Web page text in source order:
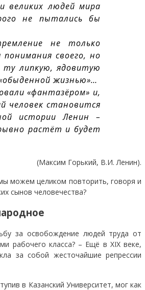
великих людей мира
не пытались бы
не только
своего, но
ту липкую, ядовитую
жизнью»…
«фантазёром» и,
человек становится
истории Ленин –
растёт и будет
(Максим Горький, В.И. Ленин).
можем целиком повторить, говоря и
сынов человечества?
за освобождение людей труда от
рабочего класса? – Ещё в XIX веке,
за собой жесточайшие репрессии
в Казанский Университет, мог как